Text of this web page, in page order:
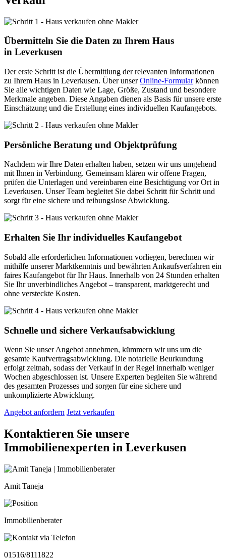
Übermitteln Sie die Daten zu Ihrem Haus
in Leverkusen
Der erste Schritt ist die Übermittlung der relevanten Informationen
zu Ihrem Haus in Leverkusen. Über unserOnline-Formularkönnen
Sie alle wichtigen Daten wie Lage, Größe, Zustand und besondere
Merkmale angeben. Diese Angaben dienen als Basis für unsere erste
Einschätzung und die Erstellung eines individuellen Kaufangebots.
Persönliche Beratung und Objektprüfung
Nachdem wir Ihre Daten erhalten haben, setzen wir uns umgehend
mit Ihnen in Verbindung. Gemeinsam klären wir offene Fragen,
prüfen die Unterlagen und vereinbaren eine Besichtigung vor Ort in
Leverkusen. Unser Team begleitet Sie dabei Schritt für Schritt und
sorgt für eine sichere und reibungslose Abwicklung.
Erhalten Sie Ihr individuelles Kaufangebot
Sobald alle erforderlichen Informationen vorliegen, berechnen wir
mithilfe unserer Marktkenntnis und bewährten Ankaufsverfahren ein
faires Kaufangebot für Ihr Haus. Innerhalb von 24 Stunden erhalten
Sie Ihr unverbindliches Angebot – transparent, marktgerecht und
ohne versteckte Kosten.
Schnelle und sichere Verkaufsabwicklung
Wenn Sie unser Angebot annehmen, kümmern wir uns um die
gesamte Kaufvertragsabwicklung. Die notarielle Beurkundung
erfolgt zeitnah, sodass der Verkauf in der Regel innerhalb weniger
Wochen abgeschlossen ist. Unsere Experten begleiten Sie während
des gesamten Prozesses und sorgen für eine sichere und
unkomplizierte Abwicklung.
Angebot anfordern Jetzt verkaufen
Kontaktieren Sie unsere
Immobilienexperten in Leverkusen
Amit Taneja
Immobilienberater
01516/8111822